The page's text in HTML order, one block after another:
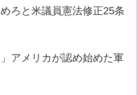
ろと米議員憲法修正25条
アメリカが認め始めた軍